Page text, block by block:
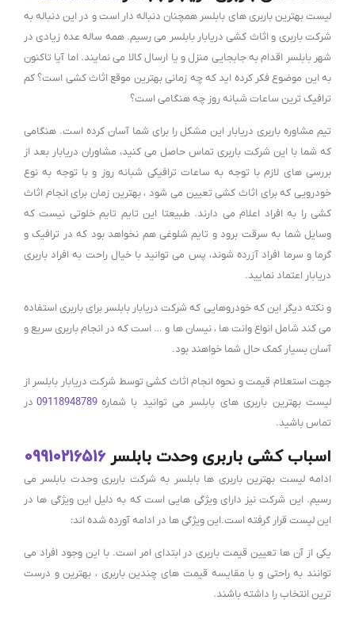
لیست بهترین باربری های بابلسر همچنان دنباله دار است و در این دنباله به
شرکت باربری و اثاث کشی دریابار بابلسر می رسیم. همه ساله عده زیادی در
شهر بابلسر اقدام به جابجایی منزل و یا ارسال کالا می نمایند. اما آیا تاکنون
به این موضوع فکر کرده اید که چه زمانی بهترین موقع اثاث کشی است؟ کم
ترافیک ترین ساعات شبانه روز چه هنگامی است؟
تیم مشاوره باربری دریابار این مشکل را برای شما آسان کرده است. هنگامی
که شما با این شرکت باربری تماس حاصل می کنید، مشاوران دریابار بعد از
بررسی های لازم با توجه به ساعات ترافیکی شبانه روز و با توجه به نوع
خودرویی که برای اثاث کشی تعیین می شود ، بهترین زمان برای انجام اثاث
کشی را به افراد اعلام می دارند. طبیعتا این تایم تایم خلوتی نیست که
وسایل شما به سرقت برود و تایم شلوغی هم نخواهد بود که در ترافیک و
گرما و سرما افراد آزرده شوند، پس می توانید با خیال راحت به افراد باربری
دریابار اعتماد نمایید.
و نکته دیگر این که خودروهایی که شرکت دریابار بابلسر برای باربری استفاده
می کند شامل انواع وانت ها ، نیسان ها و … است که در انجام باربری سریع و
آسان بسیار کمک حال شما خواهند بود.
جهت استعلام قیمت و نحوه انجام اثاث کشی توسط شرکت دریابار بابلسر از
لیست بهترین باربری های بابلسر می توانید با شماره 09118948789 در
تماس باشید.
اسباب کشی باربری وحدت بابلسر09910216516
ادامه لیست بهترین باربری ها بابلسر به شرکت باربری وحدت بابلسر می
رسیم. این شرکت نیز دارای ویژگی هایی است که به دلیل این ویژگی ها در
این لیست قرار گرفته است.این ویژگی ها در ادامه آورده شده اند:
یکی از آن ها تعیین قیمت باربری در ابتدای امر است. با این وجود افراد می
توانند به راحتی و با مقایسه قیمت های چندین باربری ، بهترین و درست
ترین انتخاب را داشته باشند.